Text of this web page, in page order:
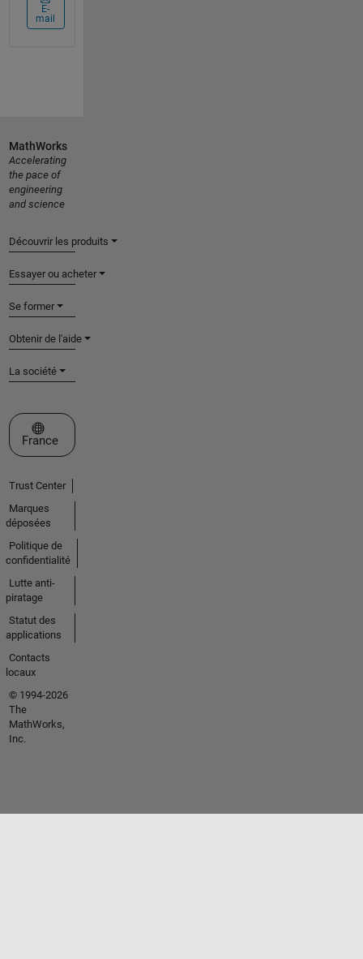
E-
mail
MathWorks
Accelerating
the pace of
engineering
and science
Découvrir les produits
Essayer ou acheter
Se former
Obtenir de l'aide
La société
Sélectionner un site web
France
Trust Center
Marques
déposées
Politique de
confidentialité
Lutte anti-
piratage
Statut des
applications
Contacts
locaux
© 1994-2026
The
MathWorks,
Inc.